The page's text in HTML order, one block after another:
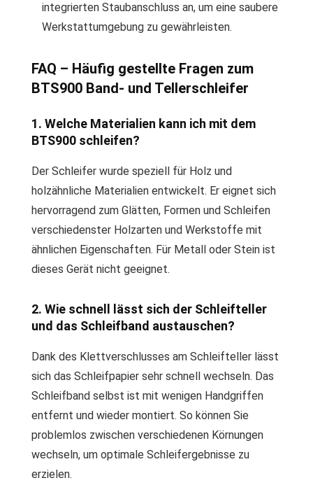
integrierten Staubanschluss an, um eine saubere
Werkstattumgebung zu gewährleisten.
FAQ – Häufig gestellte Fragen zum
BTS900 Band- und Tellerschleifer
1. Welche Materialien kann ich mit dem
BTS900 schleifen?
Der Schleifer wurde speziell für Holz und
holzähnliche Materialien entwickelt. Er eignet sich
hervorragend zum Glätten, Formen und Schleifen
verschiedenster Holzarten und Werkstoffe mit
ähnlichen Eigenschaften. Für Metall oder Stein ist
dieses Gerät nicht geeignet.
2. Wie schnell lässt sich der Schleifteller
und das Schleifband austauschen?
Dank des Klettverschlusses am Schleifteller lässt
sich das Schleifpapier sehr schnell wechseln. Das
Schleifband selbst ist mit wenigen Handgriffen
entfernt und wieder montiert. So können Sie
problemlos zwischen verschiedenen Körnungen
wechseln, um optimale Schleifergebnisse zu
erzielen.